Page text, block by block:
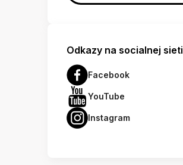
Odkazy na socialnej sieti
Facebook
YouTube
Instagram